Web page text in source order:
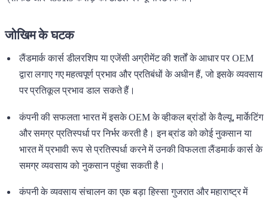
जोखिम के घटक
लैंडमार्क कार्स डीलरशिप या एजेंसी अग्रीमेंट की शर्तों के आधार पर OEM
द्वारा लगाए गए महत्वपूर्ण प्रभाव और प्रतिबंधों के अधीन हैं, जो इसके व्यवसाय
पर प्रतिकूल प्रभाव डाल सकते हैं।
कंपनी की सफलता भारत में इसके OEM के व्हीकल ब्रांडों के वैल्यू, मार्केटिंग
और समग्र प्रतिस्पर्धा पर निर्भर करती है। इन ब्रांड को कोई नुकसान या
भारत में प्रभावी रूप से प्रतिस्पर्धा करने में उनकी विफलता लैंडमार्क कार्स के
समग्र व्यवसाय को नुकसान पहुंचा सकती है।
कंपनी के व्यवसाय संचालन का एक बड़ा हिस्सा गुजरात और महाराष्ट्र में